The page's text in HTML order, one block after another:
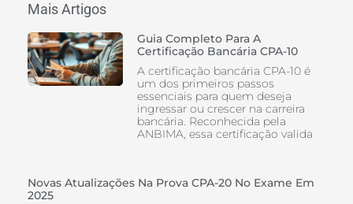
Mais Artigos
Guia Completo Para A
Certificação Bancária CPA-10
A certificação bancária CPA-10 é
um dos primeiros passos
essenciais para quem deseja
ingressar ou crescer na carreira
bancária. Reconhecida pela
ANBIMA, essa certificação valida
Novas Atualizações Na Prova CPA-20 No Exame Em
2025